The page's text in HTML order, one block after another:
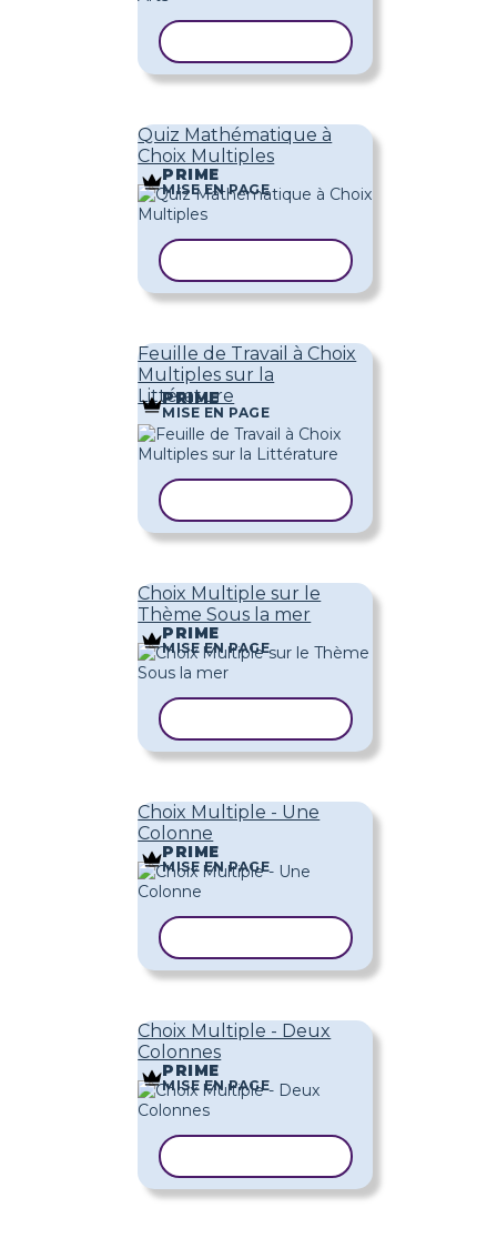
Quiz Mathématique à
Choix Multiples
PRIME
MISE EN PAGE
Feuille de Travail à Choix
Multiples sur la
Littérature
PRIME
MISE EN PAGE
Choix Multiple sur le
Thème Sous la mer
PRIME
MISE EN PAGE
Choix Multiple - Une
Colonne
PRIME
MISE EN PAGE
Choix Multiple - Deux
Colonnes
PRIME
MISE EN PAGE